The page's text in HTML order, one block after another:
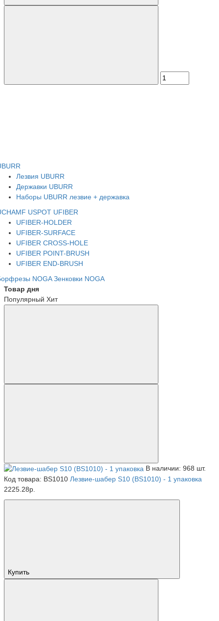
Лезвия UBURR
Державки UBURR
Наборы UBURR лезвие + державка
USPOT UFIBER
UFIBER-HOLDER
UFIBER-SURFACE
UFIBER CROSS-HOLE
UFIBER POINT-BRUSH
UFIBER END-BRUSH
NOGA Зенковки NOGA
Товар дня
Популярный Хит
В наличии: 968 шт.
Код товара: BS1010 Лезвие-шабер S10 (BS1010) - 1 упаковка
2225.28р.
Купить